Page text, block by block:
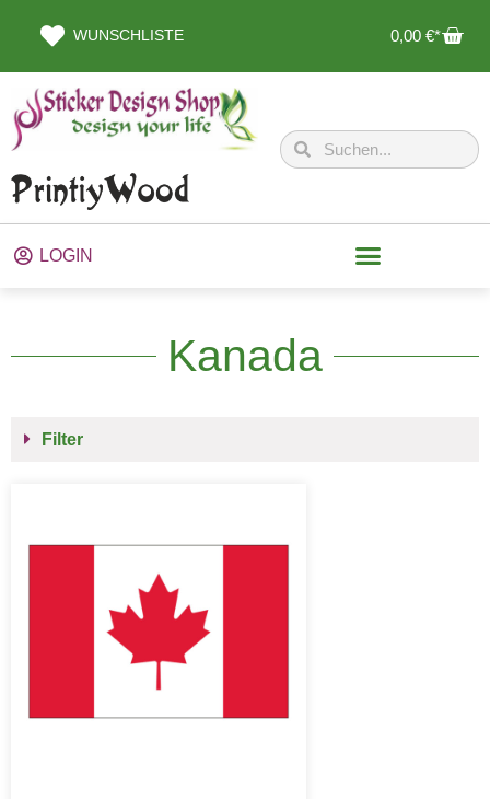
WUNSCHLISTE 0,00 €
LOGIN
Kanada
Filter